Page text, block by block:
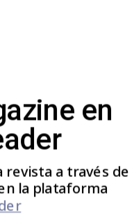
en
revista a través de
la plataforma